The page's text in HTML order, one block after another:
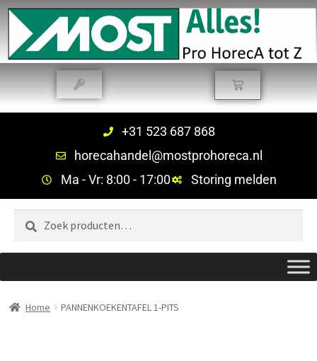
+31 523 687 868
horecahandel@mostprohoreca.nl
Ma - Vr: 8:00 - 17:00
Storing melden
Zoeken
Home PANNENKOEKENTAFEL 1-PITS